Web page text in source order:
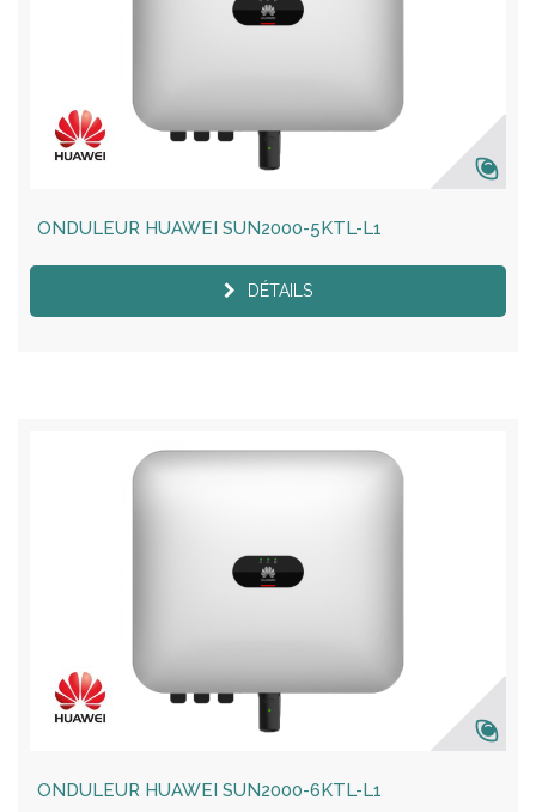
ONDULEUR HUAWEI SUN2000-5KTL-L1
DÉTAILS
ONDULEUR HUAWEI SUN2000-6KTL-L1